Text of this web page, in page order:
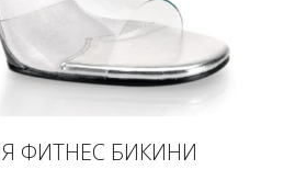
ФИТНЕС БИКИНИ